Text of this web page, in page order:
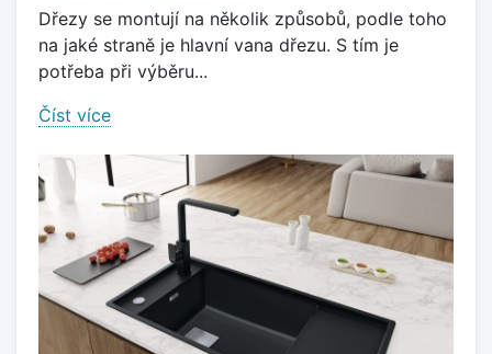
Dřezy se montují na několik způsobů, podle toho
na jaké straně je hlavní vana dřezu. S tím je
potřeba při výběru...
Číst více